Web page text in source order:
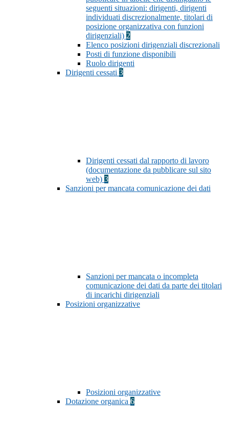
seguenti situazioni: dirigenti, dirigenti
individuati discrezionalmente, titolari di
posizione organizzativa con funzioni
dirigenziali) 2
Elenco posizioni dirigenziali discrezionali
Posti di funzione disponibili
Ruolo dirigenti
Dirigenti cessati 3
Dirigenti cessati dal rapporto di lavoro
(documentazione da pubblicare sul sito
web) 3
Sanzioni per mancata comunicazione dei dati
Sanzioni per mancata o incompleta
comunicazione dei dati da parte dei titolari
di incarichi dirigenziali
Posizioni organizzative
Posizioni organizzative
Dotazione organica 6